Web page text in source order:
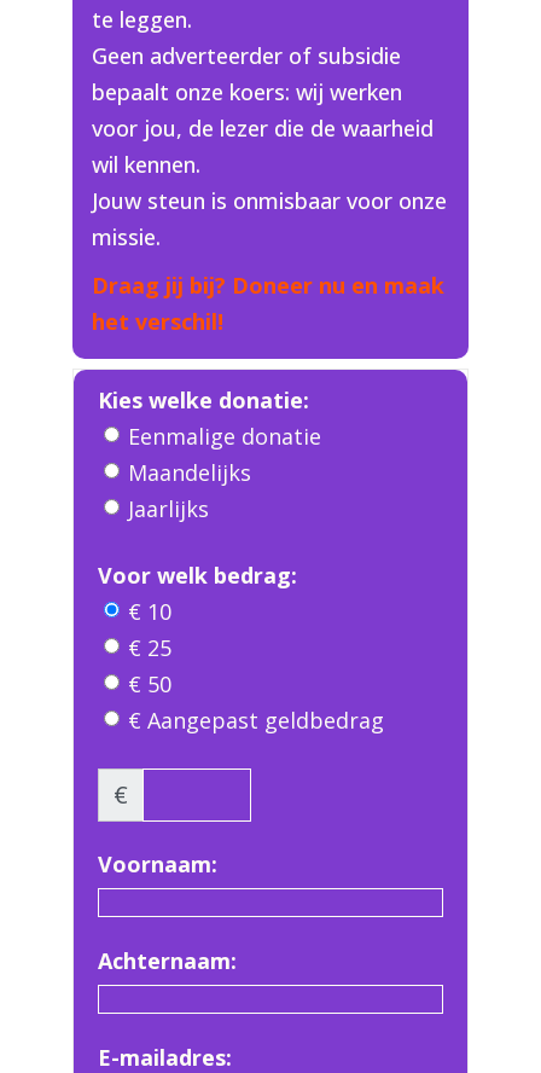
te leggen.
Geen adverteerder of subsidie
bepaalt onze koers: wij werken
voor jou, de lezer die de waarheid
wil kennen.
Jouw steun is onmisbaar voor onze
missie.
Draag jij bij? Doneer nu en maak
het verschil!
Kies welke donatie:
Eenmalige donatie
Maandelijks
Jaarlijks
Voor welk bedrag:
€ 10
€ 25
€ 50
€ Aangepast geldbedrag
€
Voornaam:
Achternaam:
E-mailadres: